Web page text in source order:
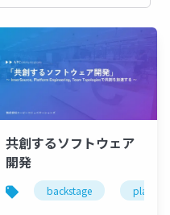
devops ai駆動開発
共創するソフトウェア
開発
backstage